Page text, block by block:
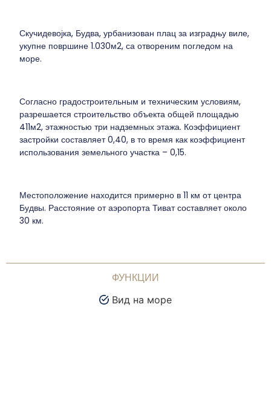
Скучидевојка, Будва, урбанизован плац за изградњу виле,
укупне површине 1.030м2, са отвореним погледом на
море.
Согласно градостроительным и техническим условиям,
разрешается строительство объекта общей площадью
411м2, этажностью три надземных этажа. Коэффициент
застройки составляет 0,40, в то время как коэффициент
использования земельного участка – 0,15.
Местоположение находится примерно в 11 км от центра
Будвы. Расстояние от аэропорта Тиват составляет около
30 км.
ФУНКЦИИ
Вид на море